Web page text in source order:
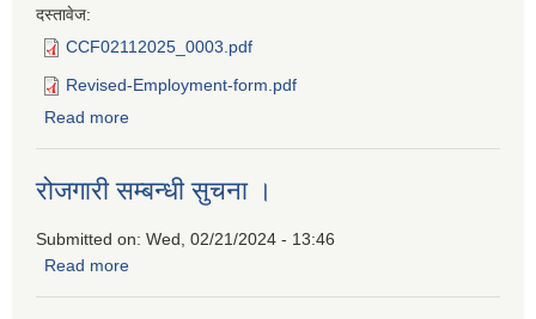
दस्तावेज:
CCF02112025_0003.pdf
Revised-Employment-form.pdf
Read more
रोजगारी सम्बन्धी सुचना ।
Submitted on: Wed, 02/21/2024 - 13:46
Read more